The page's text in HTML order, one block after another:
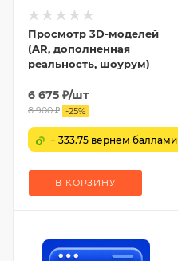
Просмотр 3D-моделей
(AR, дополненная
реальность, шоурум)
6 675 ₽/шт
8 900₽ -25%
+ 333.75 вернем баллами
В КОРЗИНУ